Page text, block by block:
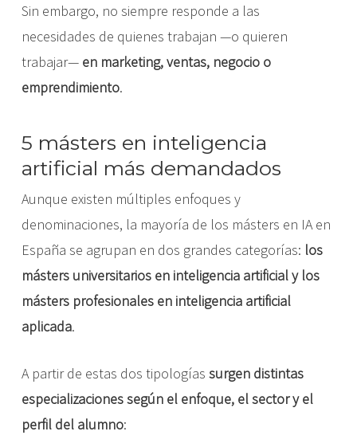
Sin embargo, no siempre responde a las
necesidades de quienes trabajan —o quieren
trabajar— en marketing, ventas, negocio o
emprendimiento.
5 másters en inteligencia
artificial más demandados
Aunque existen múltiples enfoques y
denominaciones, la mayoría de los másters en IA en
España se agrupan en dos grandes categorías: los
másters universitarios en inteligencia artificial y los
másters profesionales en inteligencia artificial
aplicada.
A partir de estas dos tipologías surgen distintas
especializaciones según el enfoque, el sector y el
perfil del alumno: